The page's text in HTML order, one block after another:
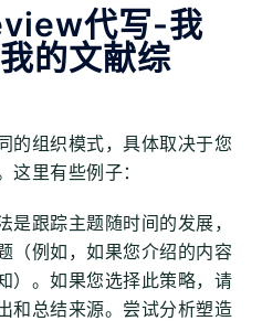
代写-我
的文献综
的组织模式，具体取决于您
这里有些例子：
跟踪主题随时间的发展，
（例如，如果您介绍的内容
）。如果您选择此策略，请
和总结来源。尝试分析塑造